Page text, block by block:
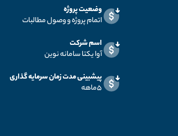
وضعیت پروژه
اتمام پروژه و وصول مطالبات
اسم شرکت
آوا یکتا سامانه نوین
پیشبینی مدت زمان سرمایه گذاری
۵ماهه